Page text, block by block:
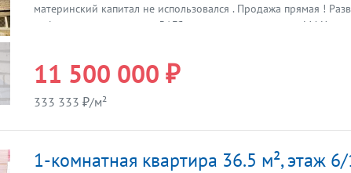
материнский капитал не использовался . Продажа прямая !
инфраструктура , в доме ЗАГС , отдел полиции, рядом МФЦ , во
11 500 000 ₽
333 333 ₽/м²
1-комнатная квартира 36.5 м², этаж